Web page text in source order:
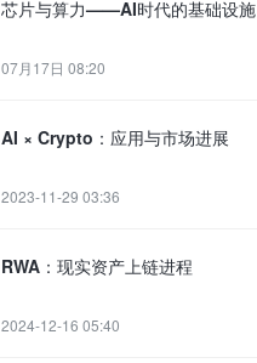
芯片与算力——AI时代的基础设施
07月17日 08:20
AI × Crypto：应用与市场进展
2023-11-29 03:36
RWA：现实资产上链进程
2024-12-16 05:40